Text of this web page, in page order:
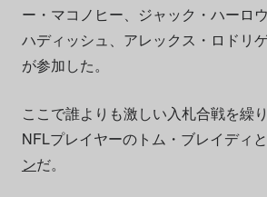
ー・マコノヒー、ジャック・ハーロ
ハディッシュ、アレックス・ロドリ
が参加した。
ここで誰よりも激しい入札合戦を繰
NFLプレイヤーのトム・ブレイディと
ンだ。